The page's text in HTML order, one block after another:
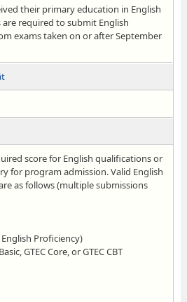
their primary education in English
required to submit English
exams taken on or after September
score for English qualifications or
for program admission. Valid English
as follows (multiple submissions
English Proficiency)
GTEC Core, or GTEC CBT